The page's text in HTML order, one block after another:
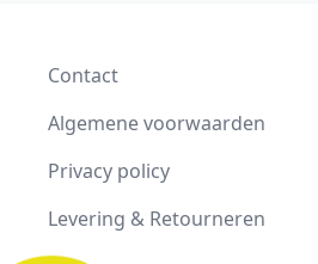
Contact
Algemene voorwaarden
Privacy policy
Levering & Retourneren